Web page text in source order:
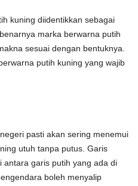
kuning diidentikkan sebagai
marka berwarna putih
sesuai dengan bentuknya.
putih kuning yang wajib
pasti akan sering menemui
utuh tanpa putus. Garis
antara garis putih yang ada di
boleh menyalip